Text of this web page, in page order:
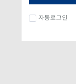
자동로그인